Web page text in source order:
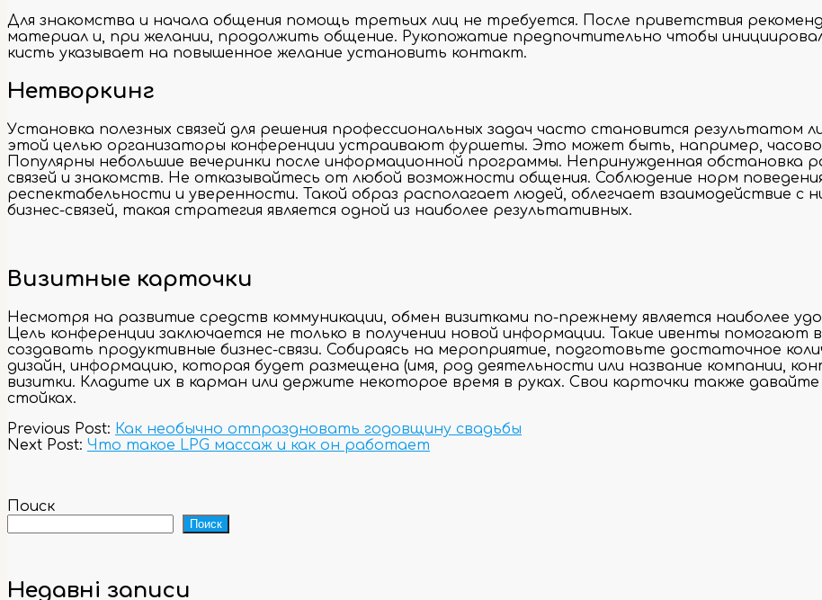
Для знакомства и начала общения помощь третьих лиц не требуется. После приветствия
материал и, при желании, продолжить общение. Рукопожатие предпочтительно чтобы
кисть указывает на повышенное желание установить контакт.
Нетворкинг
Установка полезных связей для решения профессиональных задач часто становится результатом
этой целью организаторы конференции устраивают фуршеты. Это может быть, например,
Популярны небольшие вечеринки после информационной программы. Непринужденная обстановка
связей и знакомств. Не отказывайтесь от любой возможности общения. Соблюдение норм
респектабельности и уверенности. Такой образ располагает людей, облегчает взаимодействие с
бизнес-связей, такая стратегия является одной из наиболее результативных.
Визитные карточки
Несмотря на развитие средств коммуникации, обмен визитками по-прежнему является наиболее
Цель конференции заключается не только в получении новой информации. Такие ивенты
создавать продуктивные бизнес-связи. Собираясь на мероприятие, подготовьте достаточное
дизайн, информацию, которая будет размещена (имя, род деятельности или название компании,
визитки. Кладите их в карман или держите некоторое время в руках. Свои карточки также давайте
стойках.
2023-
11-
Previous Post: Как необычно отпраздновать годовщину свадьбы
Next Post: Что такое LPG массаж и как он работает
Поиск
Поиск
Недавні записи